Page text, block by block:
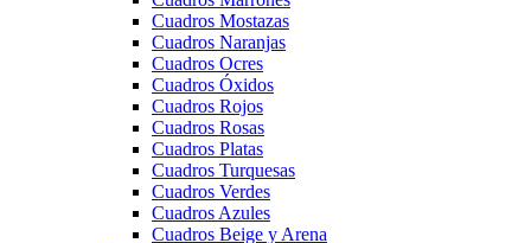
Cuadros Mostazas
Cuadros Naranjas
Cuadros Ocres
Cuadros Óxidos
Cuadros Rojos
Cuadros Rosas
Cuadros Platas
Cuadros Turquesas
Cuadros Verdes
Cuadros Azules
Cuadros Beige y Arena